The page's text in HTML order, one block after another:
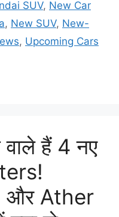
SUV, New Car
, New SUV, New-
, Upcoming Cars
हैं 4 नए
और Ather